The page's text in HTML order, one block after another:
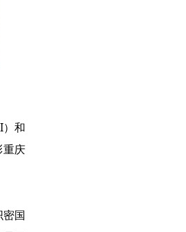
和
庆
国